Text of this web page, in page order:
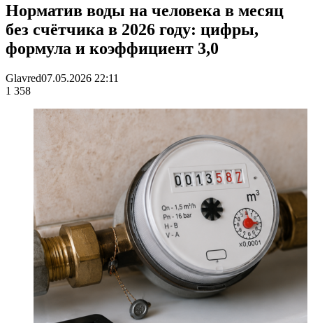
Норматив воды на человека в месяц
без счётчика в 2026 году: цифры,
формула и коэффициент 3,0
Glavred07.05.2026 22:11
1 358